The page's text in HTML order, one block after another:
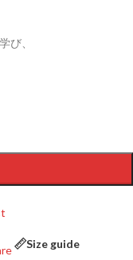
び、
Size guide